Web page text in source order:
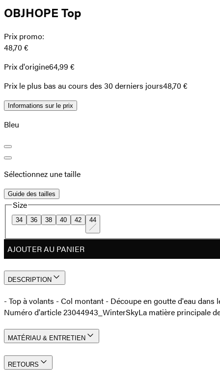
OBJHOPE Top
Prix promo:
48,70 €
Prix d'origine64,99 €
Prix ​​le plus bas au cours des 30 derniers jours48,70 €
Informations sur le prix
Bleu
Sélectionnez une taille
Guide des tailles
Size
34 36 38 40 42 44
AJOUTER AU PANIER
DESCRIPTION
- Top à volants - Col montant - Découpe en goutte d'eau
Numéro d'article 23044943_WinterSkyLa matière principale
MATÉRIAU & ENTRETIEN
RETOURS